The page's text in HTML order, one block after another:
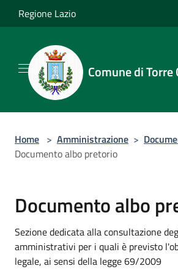
Salta al contenuto principale
Regione Lazio
Comune di Torre
Home > Amministrazione >
Documento albo pretorio
Documento albo
Sezione dedicata alla consultazione
amministrativi per i quali è previsto
legale, ai sensi della legge 69/2009